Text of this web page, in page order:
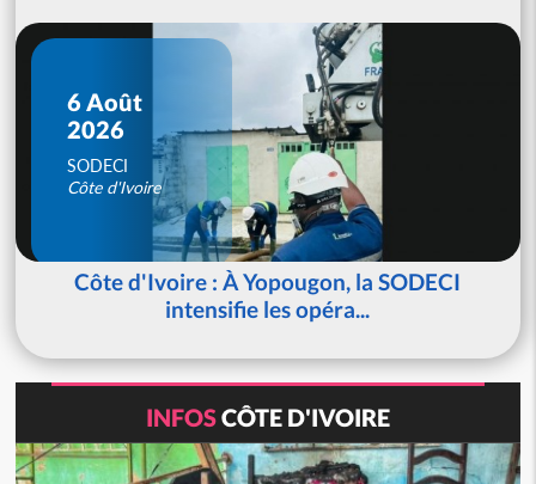
6 Août
2026
SODECI
Côte d'Ivoire
Côte d'Ivoire : À Yopougon, la SODECI
intensifie les opéra...
INFOSCÔTE D'IVOIRE